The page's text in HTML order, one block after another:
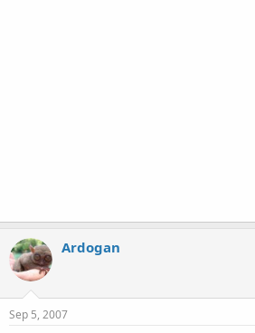
Ardogan
Sep 5, 2007